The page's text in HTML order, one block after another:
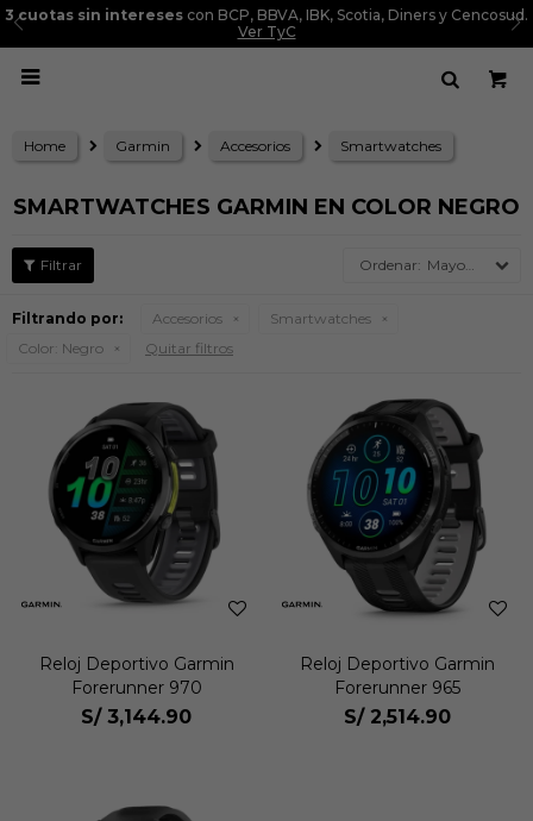
3 cuotas sin intereses con BCP, BBVA, IBK, Scotia, Diners y Cencosud.
Ver TyC

Home Garmin Accesorios Smartwatches
SMARTWATCHES GARMIN EN COLOR NEGRO
Mayor precio
Filtrando por: Accesorios
Smartwatches
Color: Negro Quitar filtros
Reloj Deportivo Garmin
Forerunner 970
S/ 3,144.90
Reloj Deportivo Garmin
Forerunner 965
S/ 2,514.90